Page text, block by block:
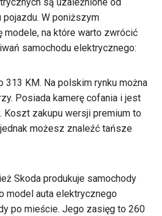
są uzależnione od
W poniższym
modele, na które warto zwrócić
samochodu elektrycznego:
313 KM. Na polskim rynku można
Posiada kamerę cofania i jest
Koszt zakupu wersji premium to
możesz znaleźć tańsze
Skoda produkuje samochody
model auta elektrycznego
po mieście. Jego zasięg to 260